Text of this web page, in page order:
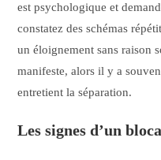
est psychologique et
constatez des schémas
un éloignement sans raison
manifeste, alors il y a
entretient la séparation.
Les signes d’un